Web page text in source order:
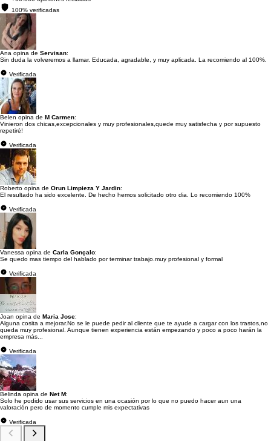
100% verificadas
Ana opina de Servisan:
Sin duda la volveremos a llamar. Educada, agradable, y muy aplicada. La recomiendo al 100%.
Verificada
Belen opina de M Carmen:
Vinieron dos chicas,excepcionales y muy profesionales,quede muy satisfecha y por supuesto
repetiré!
Verificada
Roberto opina de Orun Limpieza Y Jardin:
El resultado ha sido excelente. De hecho hemos solicitado otro dia. Lo recomiendo 100%
Verificada
Vanessa opina de Carla Gonçalo:
Se quedo mas tiempo del hablado por terminar trabajo.muy profesional y formal
Verificada
Joan opina de Maria Jose:
Alguna cosita a mejorar.No se le puede pedir al cliente que te ayude a cargar con los trastos,no
queda muy profesional. Aunque tienen experiencia están empezando y poco a poco harán la
empresa más...
Verificada
Belinda opina de Net M:
Solo he podido usar sus servicios en una ocasión por lo que no puedo hacer aun una
valoración pero de momento cumple mis expectativas
Verificada